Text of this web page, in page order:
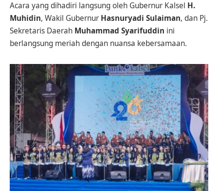
Acara yang dihadiri langsung oleh Gubernur Kalsel H.
Muhidin, Wakil Gubernur Hasnuryadi Sulaiman, dan Pj.
Sekretaris Daerah Muhammad Syarifuddin ini
berlangsung meriah dengan nuansa kebersamaan.